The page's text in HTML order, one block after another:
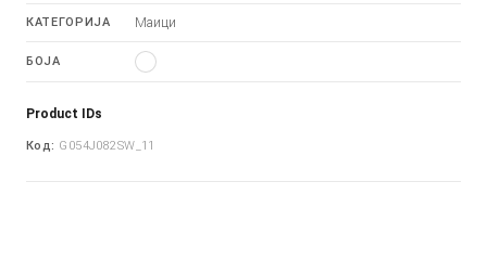
КАТЕГОРИЈА Маици
БОЈА
Product IDs
Код: G054J082SW_11